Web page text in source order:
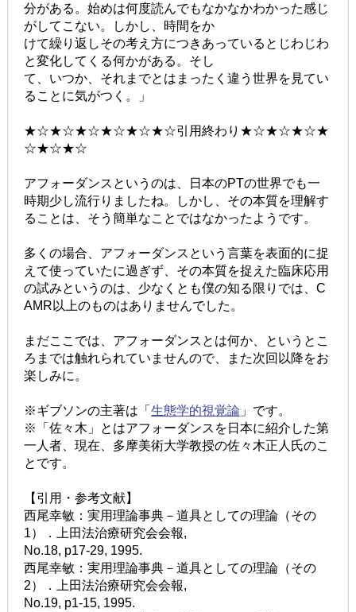
分がある。始めは何度読んでもなかなかわかった感じ
がしてこない。しかし、時間をか
けて繰り返しその考え方につきあっているとじわじわ
と変化してくる何かがある。そし
て、いつか、それまでとはまったく違う世界を見てい
ることに気がつく。」
★☆★☆★☆★☆★☆★☆引用終わり★☆★☆★☆★
☆★☆★☆
アフォーダンスというのは、日本のPTの世界でも一
時期少し流行りましたね。しかし、その本質を理解す
ることは、そう簡単なことではなかったようです。
多くの場合、アフォーダンスという言葉を表面的に捉
えて使っていたに過ぎず、その本質を捉えた臨床応用
の試みというのは、少なくとも僕の知る限りでは、C
AMR以上のものはありませんでした。
まだここでは、アフォーダンスとは何か、というとこ
ろまでは触れられていませんので、また次回以降をお
楽しみに。
※ギブソンの主著は「 生態学的視覚論 」です。
※「佐々木」とはアフォーダンスを日本に紹介した第
一人者、現在、多摩美術大学教授の佐々木正人氏のこ
とです。
【引用・参考文献】
西尾幸敏：実用理論事典－道具としての理論（その
1）．上田法治療研究会会報,
No.18, p17-29, 1995.
西尾幸敏：実用理論事典－道具としての理論（その
2）．上田法治療研究会会報,
No.19, p1-15, 1995.